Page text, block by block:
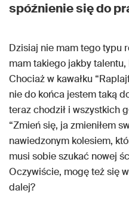
spóźnienie się do
Dzisiaj nie mam tego typu
mam takiego jakby
Chociaż w kawałku
nie do końca jestem taką
teraz chodził i wszystkich
“Zmień się, ja zmieniłem
nawiedzonym kolesiem,
musi sobie szukać nowej
Oczywiście, mogę też się
dalej?